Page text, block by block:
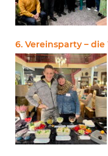
6. Vereinsparty –